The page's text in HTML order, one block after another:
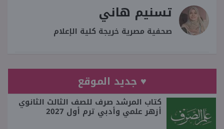
تسنيم هاني
صحفية مصرية خريجة كلية الإعلام
♥ جديد الموقع
كتاب المرشد صرف للصف الثالث الثانوي
أزهر علمي وأدبي ترم أول 2027